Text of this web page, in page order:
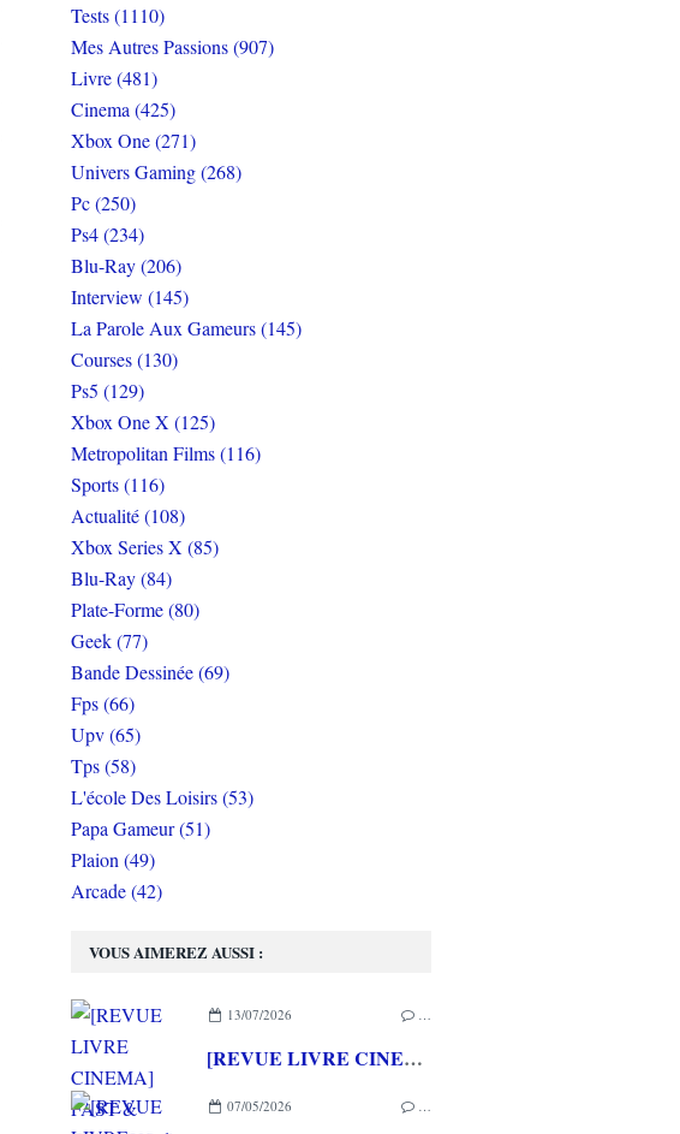
VOUS AIMEREZ AUSSI :
13/07/2026 …
[REVUE LIVRE CINEMA] FAST & FURIOUS d' Arnaud BRIAND aux éditions CASA
07/05/2026 …
Tests (1110)
Mes Autres Passions (907)
Livre (481)
Cinema (425)
Xbox One (271)
Univers Gaming (268)
Pc (250)
Ps4 (234)
Blu-Ray (206)
Interview (145)
La Parole Aux Gameurs (145)
Courses (130)
Ps5 (129)
Xbox One X (125)
Metropolitan Films (116)
Sports (116)
Actualité (108)
Xbox Series X (85)
Blu-Ray (84)
Plate-Forme (80)
Geek (77)
Bande Dessinée (69)
Fps (66)
Upv (65)
Tps (58)
L'école Des Loisirs (53)
Papa Gameur (51)
Plaion (49)
Arcade (42)